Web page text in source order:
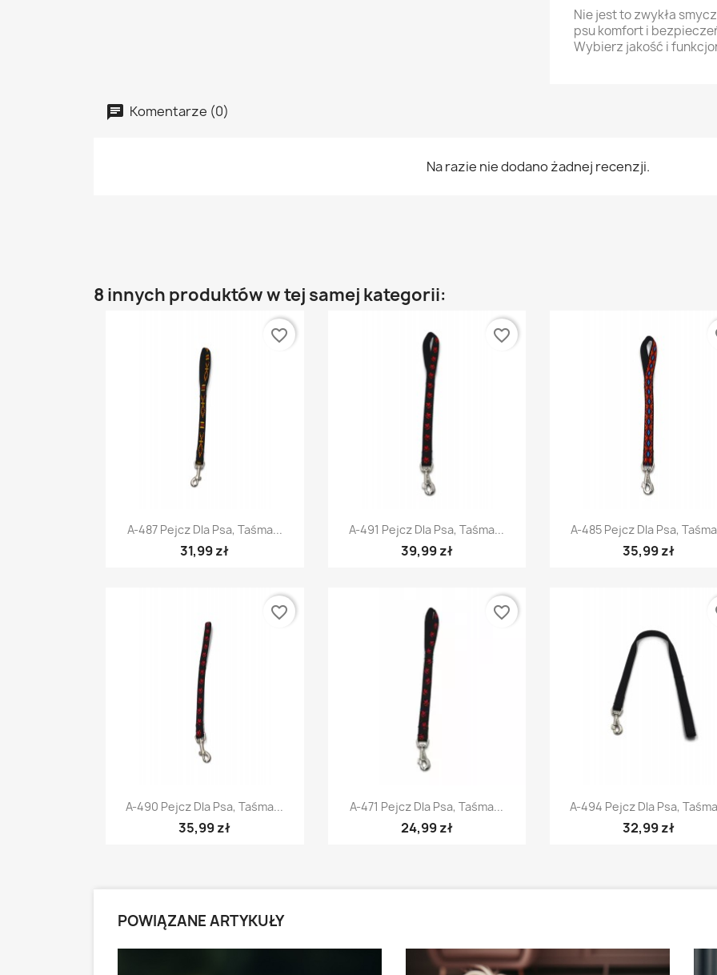
Nie jest to zwykła
psu komfort i
Wybierz jakość i
Komentarze (0)
Na razie nie dodano żadnej recenzji.
8 innych produktów w tej samej kategorii:
Szybki podgląd
A-487 Pejcz Dla Psa, Taśma...
31,99 zł
favorite_border
Szybki podgląd
A-491 Pejcz Dla Psa, Taśma...
39,99 zł
favorite_border
Szybki podgląd
A-485 Pejcz Dla Psa,
35,99 zł
Szybki podgląd
A-490 Pejcz Dla Psa, Taśma...
35,99 zł
favorite_border
Szybki podgląd
A-471 Pejcz Dla Psa, Taśma...
24,99 zł
favorite_border
Szybki podgląd
A-494 Pejcz Dla Psa,
32,99 zł
POWIĄZANE ARTYKUŁY